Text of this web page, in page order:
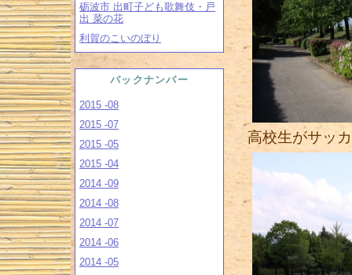
砺波市 出町子ども歌舞伎・戸
出 菜の花
利賀のこいのぼり
バックナンバー
2015 -08
2015 -07
2015 -05
2015 -04
2014 -09
2014 -08
2014 -07
2014 -06
2014 -05
高校生がサッ